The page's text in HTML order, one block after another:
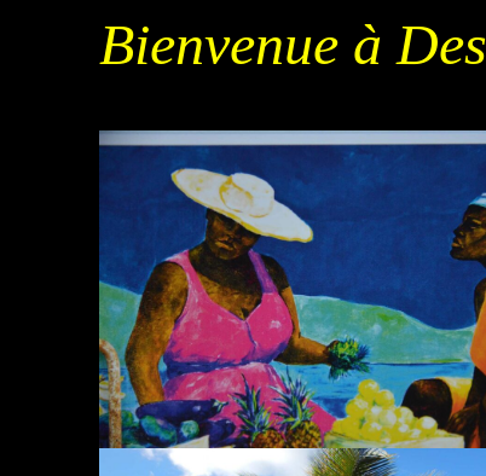
Bienvenue à